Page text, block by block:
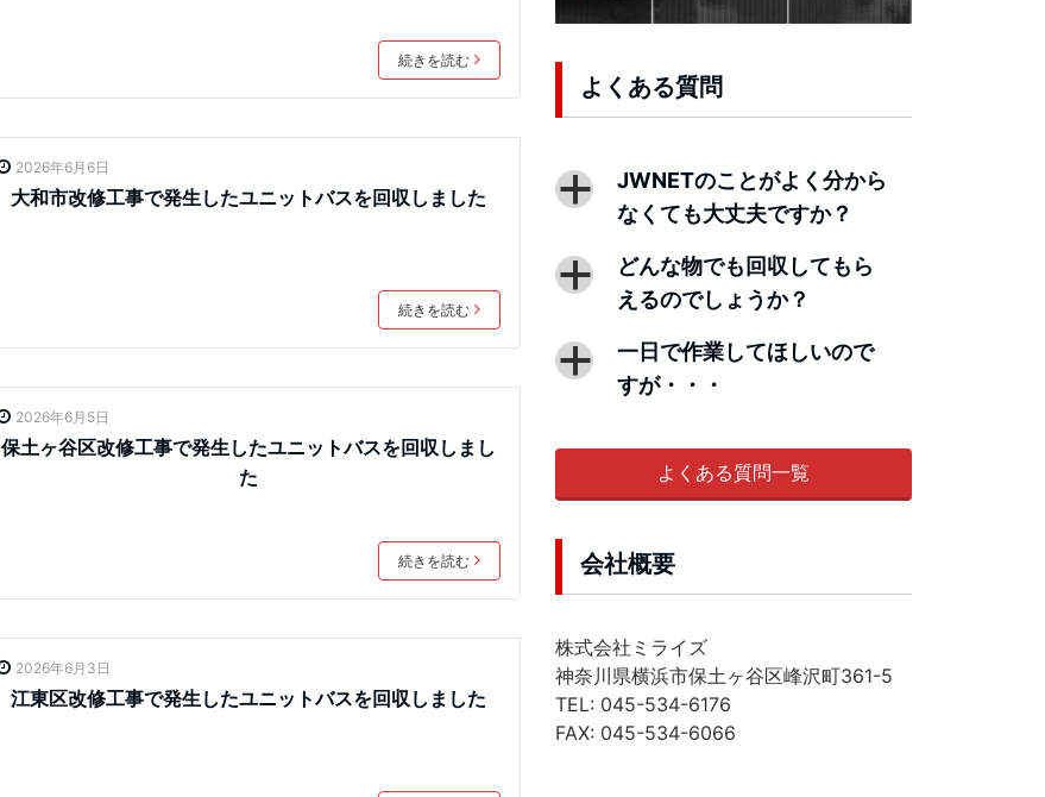
続きを読む
2026年6月6日
大和市改修工事で発生したユニットバスを回収しました
続きを読む
2026年6月5日
保土ヶ谷区改修工事で発生したユニットバスを回収しまし
た
続きを読む
2026年6月3日
江東区改修工事で発生したユニットバスを回収しました
よくある質問
a
JWNETのことがよく分から
なくても大丈夫ですか？
a
どんな物でも回収してもら
えるのでしょうか？
a
一日で作業してほしいので
すが・・・
よくある質問一覧
会社概要
株式会社ミライズ
神奈川県横浜市保土ヶ谷区峰沢町361-5
TEL: 045-534-6176
FAX: 045-534-6066